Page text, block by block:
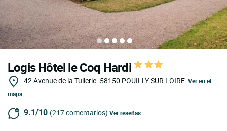
Logis Hôtel le Coq Hardi
42 Avenue de la Tuilerie. 58150 POUILLY SUR LOIRE Ver en el
mapa
9.1/10 (217 comentarios) Ver reseñas